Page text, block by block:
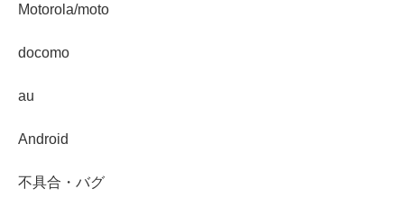
Motorola/moto
docomo
au
Android
不具合・バグ